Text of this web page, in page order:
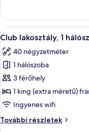
franciaágy,
erkély
méretű)
franciaágy,
erkély
részletei
A
következő
szoba
összes
képének
megtekintése:
Club
1
8
Club lakosztály, 1
40 négyzetméter
1 hálószoba
3 férőhely
1 king (extra méretű)
Ingyenes wifi
További részletek
Club